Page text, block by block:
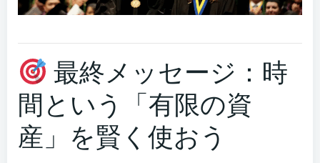
最終メッセージ：時
間という「有限の資
産」を賢く使おう